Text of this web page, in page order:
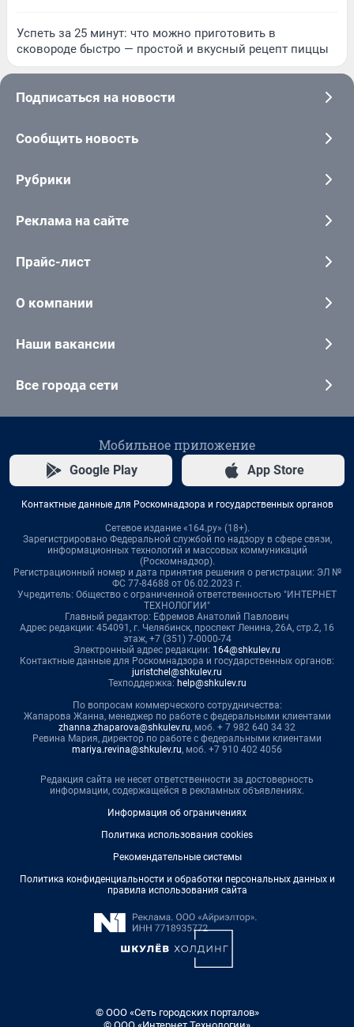
Успеть за 25 минут: что можно приготовить в
сковороде быстро — простой и вкусный рецепт пиццы
Подписаться на новости
Сообщить новость
Рубрики
Реклама на сайте
Прайс-лист
О компании
Наши вакансии
Все города сети
Мобильное приложение
Google Play App Store
Контактные данные для Роскомнадзора и государственных органов
Сетевое издание «164.ру» (18+).
Зарегистрировано Федеральной службой по надзору в сфере связи,
информационных технологий и массовых коммуникаций
(Роскомнадзор).
Регистрационный номер и дата принятия решения о регистрации: ЭЛ №
ФС 77-84688 от 06.02.2023 г.
Учредитель: Общество с ограниченной ответственностью "ИНТЕРНЕТ
ТЕХНОЛОГИИ"
Главный редактор: Ефремов Анатолий Павлович
Адрес редакции: 454091, г. Челябинск, проспект Ленина, 26А, стр.2, 16
этаж, +7 (351) 7-0000-74
Электронный адрес редакции: 164@shkulev.ru
Контактные данные для Роскомнадзора и государственных органов:
juristchel@shkulev.ru
Техподдержка: help@shkulev.ru
По вопросам коммерческого сотрудничества:
Жапарова Жанна, менеджер по работе с федеральными клиентами
zhanna.zhaparova@shkulev.ru, моб. + 7 982 640 34 32
Ревина Мария, директор по работе с федеральными клиентами
mariya.revina@shkulev.ru, моб. +7 910 402 4056
Редакция сайта не несет ответственности за достоверность
информации, содержащейся в рекламных объявлениях.
Информация об ограничениях
Политика использования cookies
Рекомендательные системы
Политика конфиденциальности и обработки персональных данных и
правила использования сайта
© ООО «Сеть городских порталов»